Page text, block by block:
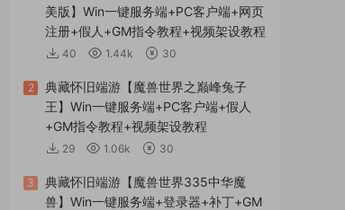
美版】Win一键服务端+PC客户端+网页
注册+假人+GM指令教程+视频架设教程
40 1.44k 30
2
典藏怀旧端游【魔兽世界之巅峰兔子
王】Win一键服务端+PC客户端+假人
+GM指令教程+视频架设教程
29 1.06k 30
3
典藏怀旧端游【魔兽世界335中华魔
兽】Win一键服务端+登录器+补丁+GM